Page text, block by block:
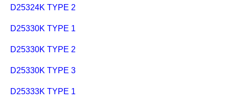
D25324K TYPE 2
D25330K TYPE 1
D25330K TYPE 2
D25330K TYPE 3
D25333K TYPE 1